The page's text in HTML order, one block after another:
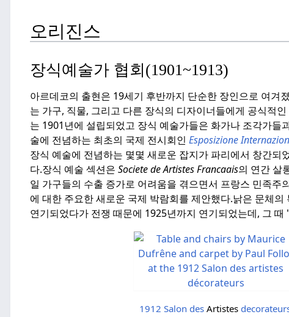
오리진스
장식예술가 협회(1901~1913)
아르데코의 출현은 19세기 후반까지 단순한 장인으로 여겨
는 가구, 직물, 그리고 다른 장식의 디자이너들에게 공식적
는 1901년에 설립되었고 장식 예술가들은 화가나 조각가들
술에 전념하는 최초의 국제 전시회인 Esposizione
장식 예술에 전념하는 몇몇 새로운 잡지가 파리에서 창간되
다.장식 예술 섹션은 Societe de Artistes Francaais의 연간 살
일 가구들의 수출 증가로 어려움을 겪으면서 프랑스 민족주
에 대한 주요한 새로운 국제 박람회를 제안했다.낡은 문체의
연기되었다가 전쟁 때문에 1925년까지 연기되었는데, 그 때
1912 Salon des Artistes